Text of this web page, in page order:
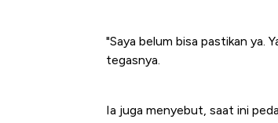
"Saya belum bisa pastikan ya.
tegasnya.
Ia juga menyebut, saat ini